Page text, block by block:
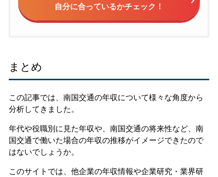
自分に合っているかチェック！
まとめ
この記事では、南国交通の年収について様々な角度から
分析してきました。
年代や役職別に見た年収や、南国交通の将来性など、南
国交通で働いた場合の年収の推移がイメージできたので
はないでしょうか。
このサイトでは、他企業の年収情報や企業研究・業界研